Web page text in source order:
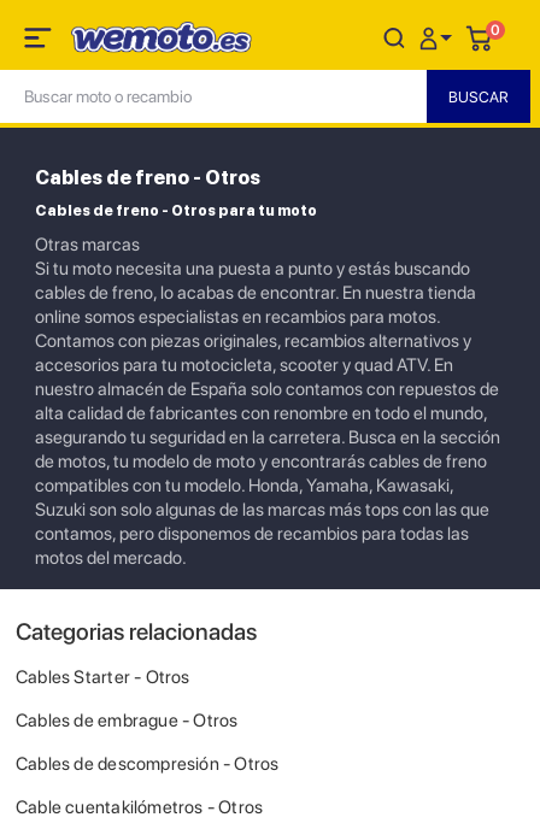
0
Cables de freno - Otros
Cables de freno - Otros para tu moto
Otras marcas
Si tu moto necesita una puesta a punto y estás buscando
cables de freno, lo acabas de encontrar. En nuestra tienda
online somos especialistas en recambios para motos.
Contamos con piezas originales, recambios alternativos y
accesorios para tu motocicleta, scooter y quad ATV. En
nuestro almacén de España solo contamos con repuestos de
alta calidad de fabricantes con renombre en todo el mundo,
asegurando tu seguridad en la carretera. Busca en la sección
de motos, tu modelo de moto y encontrarás cables de freno
compatibles con tu modelo. Honda, Yamaha, Kawasaki,
Suzuki son solo algunas de las marcas más tops con las que
contamos, pero disponemos de recambios para todas las
motos del mercado.
Categorias relacionadas
Cables Starter - Otros
Cables de embrague - Otros
Cables de descompresión - Otros
Cable cuentakilómetros - Otros